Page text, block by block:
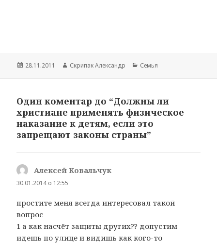
Опубліковано
28.11.2011 Автор
Скрипак Александр Категорії
Семья
Один коментар до “Должны ли
христиане применять физическое
наказание к детям, если это
запрещают законы страны”
Алексей Ковальчук
30.01.2014 о 12:55
простите меня всегда интересовал такой
вопрос
1 а как насчёт защиты других?? допустим
идешь по улице и видишь как кого-то